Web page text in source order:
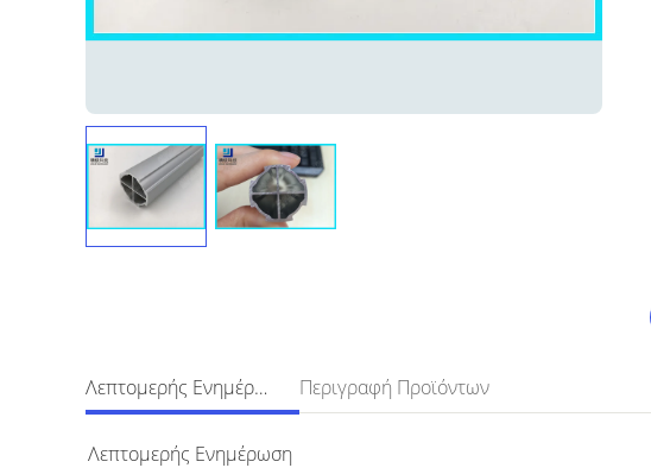
Λεπτομερής Ενημέρωση Περιγραφή Προϊόντων
Λεπτομερής Ενημέρωση